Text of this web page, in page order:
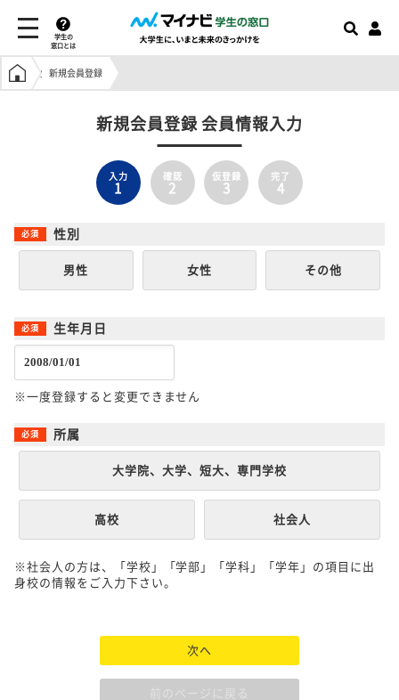
学生の
窓口とは
学生の窓口トップ
新規会員登録
新規会員登録 会員情報入力
入力
1
確認
2
仮登録
3
完了
4
性別
男性 女性 その他
生年月日
※一度登録すると変更できません
所属
大学院、大学、短大、専門学校
高校 社会人
※社会人の方は、「学校」「学部」「学科」「学年」の項目に出
身校の情報をご入力下さい。
次へ
前のページに戻る